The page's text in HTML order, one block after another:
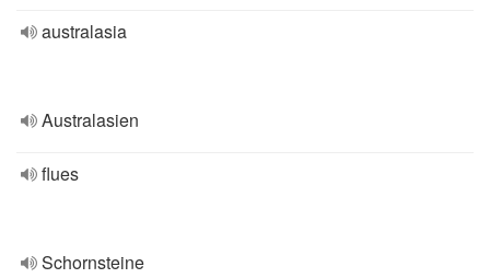
australasia
Australasien
flues
Schornsteine